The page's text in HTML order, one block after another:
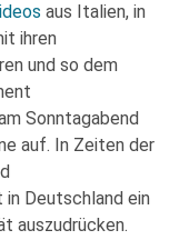
aus Italien, in
ihren
und so dem
Sonntagabend
auf. In Zeiten der
Deutschland ein
auszudrücken.